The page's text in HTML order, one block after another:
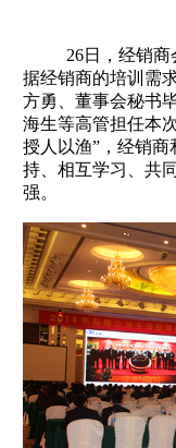
26日，经销商会
据经销商的培训需
方勇、董事会秘书
海生等高管担任本
授人以渔”，经销
持、相互学习、共
强。